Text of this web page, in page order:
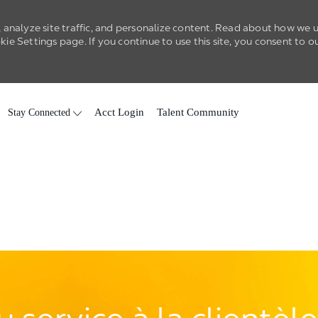
site traffic, and personalize content. Read about how we
Settings page. If you continue to use this site, you consent to
Stay Connected Acct Login Talent Community